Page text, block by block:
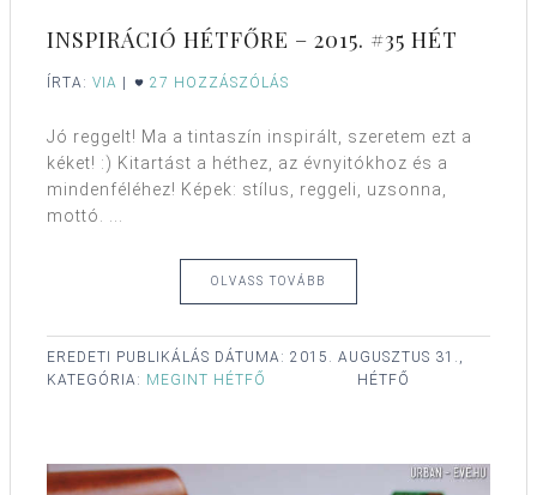
INSPIRÁCIÓ HÉTFŐRE – 2015. #35 HÉT
ÍRTA: VIA | 27 HOZZÁSZÓLÁS
Jó reggelt! Ma a tintaszín inspirált, szeretem ezt a
kéket! :) Kitartást a héthez, az évnyitókhoz és a
mindenféléhez! Képek: stílus, reggeli, uzsonna,
mottó. ...
OLVASS TOVÁBB
EREDETI PUBLIKÁLÁS DÁTUMA: 2015. AUGUSZTUS 31.,
HÉTFŐ
KATEGÓRIA: MEGINT HÉTFŐ